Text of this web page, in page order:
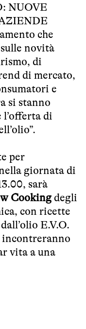
NUOVE
che
novità
di
di mercato,
e
si stanno
di
per
giornata di
sarà
Cooking degli
con ricette
E.V.O.
incontreranno
vita a una